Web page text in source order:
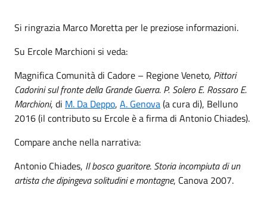
Si ringrazia Marco Moretta per le preziose informazioni.
Su Ercole Marchioni si veda:
Magnifica Comunità di Cadore – Regione Veneto, Pittori
Cadorini sul fronte della Grande Guerra. P. Solero E. Rossaro E.
Marchioni, di M. Da Deppo, A. Genova(a cura di), Belluno
2016 (il contributo su Ercole è a firma di Antonio Chiades).
Compare anche nella narrativa:
Antonio Chiades, Il bosco guaritore. Storia incompiuta di un
artista che dipingeva solitudini e montagne, Canova 2007.